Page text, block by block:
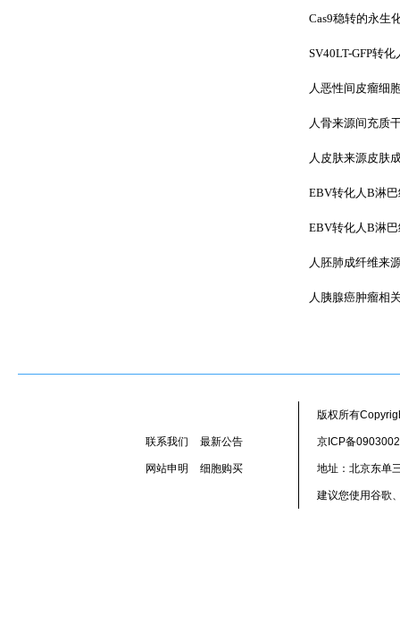
Cas9稳转的永生
SV40LT-GFP转
人恶性间皮瘤细
人骨来源间充质
人皮肤来源皮肤
EBV转化人B淋
EBV转化人B淋
人胚肺成纤维来
人胰腺癌肿瘤相
联系我们 最新公告
网站申明 细胞购买
版权所有
京ICP备
地址：北京东单
建议您使用谷歌